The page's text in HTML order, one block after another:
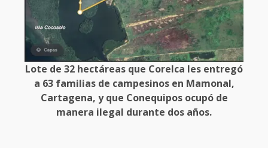
Lote de 32 hectáreas que Corelca les entregó
a 63 familias de campesinos en Mamonal,
Cartagena, y que Conequipos ocupó de
manera ilegal durante dos años.